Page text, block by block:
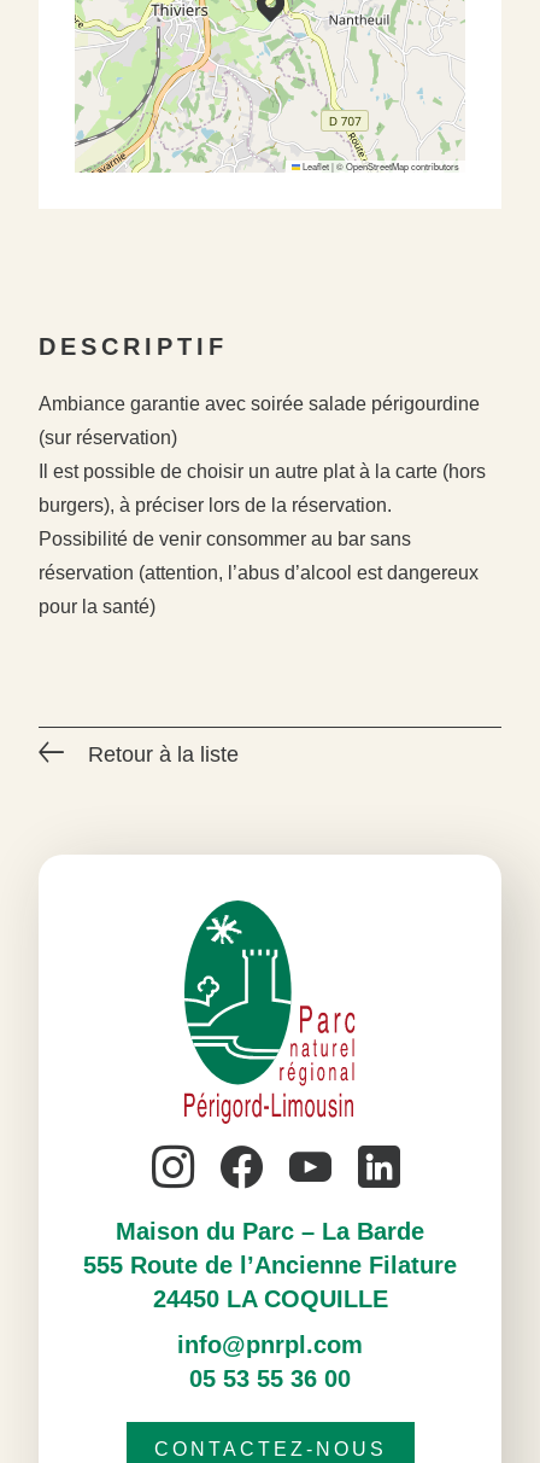
DESCRIPTIF
Ambiance garantie avec soirée salade périgourdine
(sur réservation)
Il est possible de choisir un autre plat à la carte (hors
burgers), à préciser lors de la réservation.
Possibilité de venir consommer au bar sans
réservation (attention, l’abus d’alcool est dangereux
pour la santé)
Retour à la liste
Leaflet|©OpenStreetMapcontributors
Maison du Parc – La Barde
555 Route de l’Ancienne Filature
24450 LA COQUILLE
info@pnrpl.com
05 53 55 36 00
CONTACTEZ-NOUS